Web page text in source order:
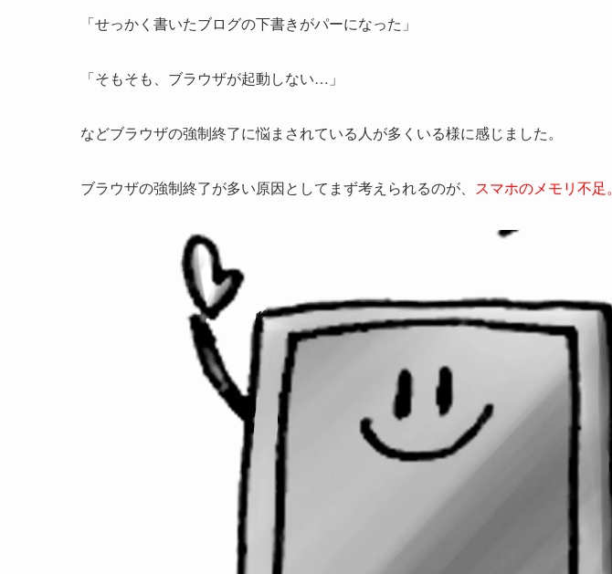
「せっかく書いたブログの下書きがパーになった」
「そもそも、ブラウザが起動しない…」
などブラウザの強制終了に悩まされている人が多くいる様に感じました。
ブラウザの強制終了が多い原因としてまず考えられるのが、 スマホのメモリ不足。